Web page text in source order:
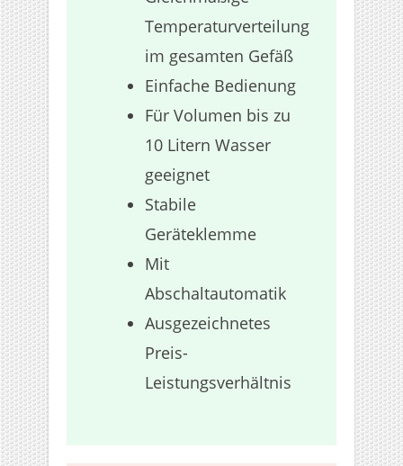
Temperaturverteilung
im gesamten Gefäß
Einfache Bedienung
Für Volumen bis zu
10 Litern Wasser
geeignet
Stabile
Geräteklemme
Mit
Abschaltautomatik
Ausgezeichnetes
Preis-
Leistungsverhältnis